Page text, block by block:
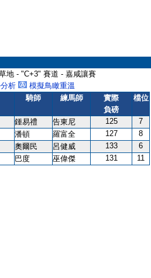
地 - "C+3" 賽道 - 嘉咸讓賽
析
模擬鳥瞰重溫
騎師 練馬師
實際
負磅
檔位
鍾易禮 告東尼 125
7
潘頓 羅富全 127
8
奧爾民 呂健威 133
6
巴度 巫偉傑 131 11